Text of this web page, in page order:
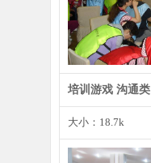
培训游戏 沟通类
大小：18.7k